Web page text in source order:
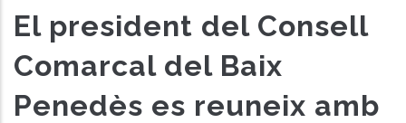
El president del Consell
Comarcal del Baix
Penedès es reuneix amb